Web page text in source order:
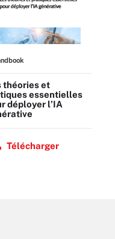
théories et
essentielles
déployer l’IA
Télécharger